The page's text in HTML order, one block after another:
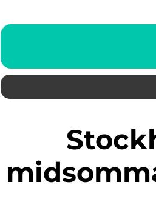
Stockholmsbörsen på